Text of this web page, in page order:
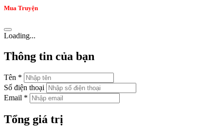
Mua Truyện
Loading...
Thông tin của bạn
Tên *
Số điện thoại
Email *
Tổng giá trị